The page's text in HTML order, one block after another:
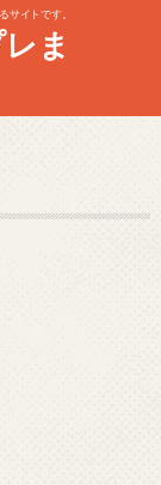
サイトです。
ま